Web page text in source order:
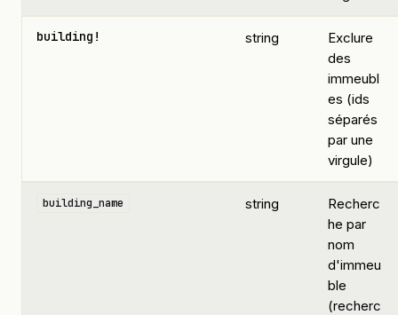
building! string
Exclure
des
immeubl
es (ids
séparés
par une
virgule)
building_name string
Recherc
he par
nom
d'immeu
ble
(recherc